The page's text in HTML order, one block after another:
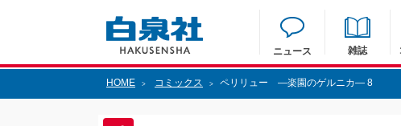
ニュース 雑誌
HOME > コミックス > ペリリュー ―楽園のゲルニカ― 8